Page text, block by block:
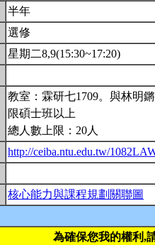
半年
選修
星期二8,9(15:30~17:20)
教室：霖研七1709。與林明
限碩士班以上
總人數上限：20人
http://ceiba.ntu.edu.tw/
核心能力與課程規劃關聯圖
為確保您我的權利,